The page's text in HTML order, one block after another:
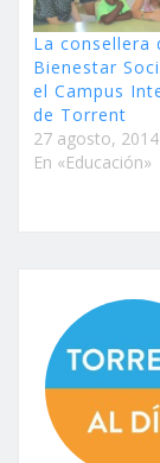
La consellera
Bienestar
el Campus
de Torrent
27 agosto, 2014
En «Educación»